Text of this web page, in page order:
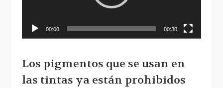
00:00 00:30
Los pigmentos que se usan en
las tintas ya están prohibidos